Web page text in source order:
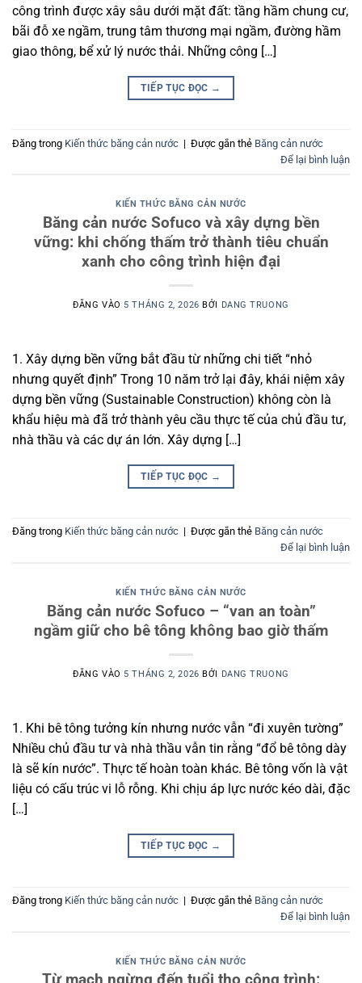
công trình được xây sâu dưới mặt đất: tầng hầm chung cư,
bãi đỗ xe ngầm, trung tâm thương mại ngầm, đường hầm
giao thông, bể xử lý nước thải. Những công […]
TIẾP TỤC ĐỌC →
Đăng trong Kiến thức băng cản nước | Được gắn thẻ Băng cản nước
Để lại bình luận
KIẾN THỨC BĂNG CẢN NƯỚC
Băng cản nước Sofuco và xây dựng bền
vững: khi chống thấm trở thành tiêu chuẩn
xanh cho công trình hiện đại
ĐĂNG VÀO 5 THÁNG 2, 2026 BỞI DANG TRUONG
1. Xây dựng bền vững bắt đầu từ những chi tiết “nhỏ
nhưng quyết định” Trong 10 năm trở lại đây, khái niệm xây
dựng bền vững (Sustainable Construction) không còn là
khẩu hiệu mà đã trở thành yêu cầu thực tế của chủ đầu tư,
nhà thầu và các dự án lớn. Xây dựng […]
TIẾP TỤC ĐỌC →
Đăng trong Kiến thức băng cản nước | Được gắn thẻ Băng cản nước
Để lại bình luận
KIẾN THỨC BĂNG CẢN NƯỚC
Băng cản nước Sofuco – “van an toàn”
ngầm giữ cho bê tông không bao giờ thấm
ĐĂNG VÀO 5 THÁNG 2, 2026 BỞI DANG TRUONG
1. Khi bê tông tưởng kín nhưng nước vẫn “đi xuyên tường”
Nhiều chủ đầu tư và nhà thầu vẫn tin rằng “đổ bê tông dày
là sẽ kín nước”. Thực tế hoàn toàn khác. Bê tông vốn là vật
liệu có cấu trúc vi lỗ rỗng. Khi chịu áp lực nước kéo dài, đặc
[…]
TIẾP TỤC ĐỌC →
Đăng trong Kiến thức băng cản nước | Được gắn thẻ Băng cản nước
Để lại bình luận
KIẾN THỨC BĂNG CẢN NƯỚC